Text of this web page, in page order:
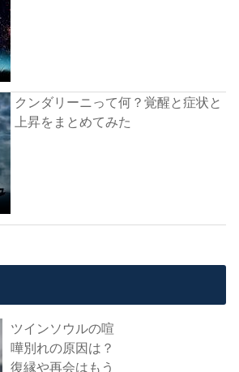
クンダリーニって何？覚醒と症状と
上昇をまとめてみた
ツインソウルの喧
嘩別れの原因は？
復縁や再会はもう